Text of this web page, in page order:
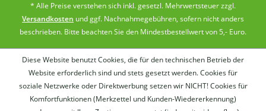
* Alle Preise verstehen sich inkl. gesetzl. Mehrwertsteuer zzgl.
Versandkosten und ggf. Nachnahmegebühren, sofern nicht anders
beschrieben. Bitte beachten Sie den Mindestbestellwert von 5,- Euro.
Diese Website benutzt Cookies, die für den technischen Betrieb der
Website erforderlich sind und stets gesetzt werden. Cookies für
soziale Netzwerke oder Direktwerbung setzen wir NICHT! Cookies für
Komfortfunktionen (Merkzettel und Kunden-Wiedererkennung)